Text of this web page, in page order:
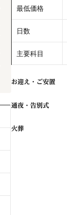
最低価格
日数
主要科目
お迎え・ご安置
通夜・告別式
火葬